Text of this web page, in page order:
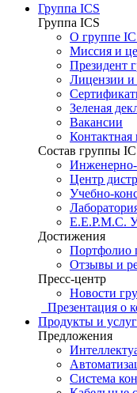
Группа ICS
Группа ICS
О группе
Миссия и
Президент
Лицензии и
Зеленая
Вакансии
Состав группы
Центр
Учебно-
E.E.P.M.C.
Достижения
Портфолио
Отзывы и
Пресс-центр
Новости
Презентация о
Продукты и
Предложения
Система